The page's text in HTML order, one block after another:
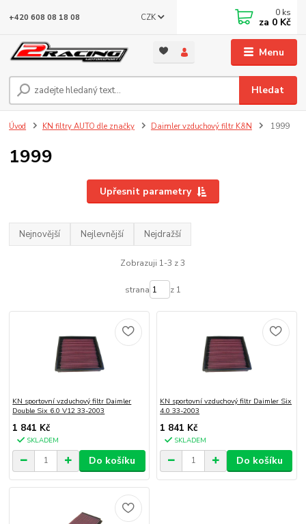
Menu
CZK
Hledat
+420 608 08 18 08 0 ks
za 0 Kč
Úvod KN filtry AUTO dle značky Daimler vzduchový filtr K&N 1999
1999
Upřesnit parametry
Nejnovější Nejlevnější Nejdražší
Zobrazuji 1-3 z 3
strana z 1
KN sportovní vzduchový filtr Daimler
Double Six 6.0 V12 33-2003
1 841 Kč
SKLADEM
Do košíku
KN sportovní vzduchový filtr Daimler Six
4.0 33-2003
1 841 Kč
SKLADEM
Do košíku